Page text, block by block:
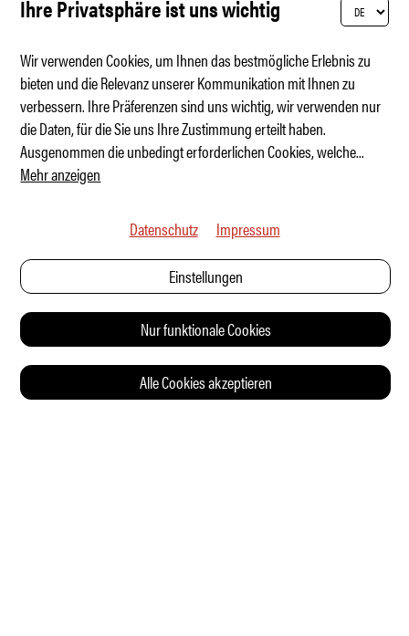
Art of Steel – Leiterrahmen Lifestyle
Ihre Privatsphäre ist uns wichtig
Wir verwenden Cookies, um Ihnen das bestmögliche Erlebnis zu
bieten und die Relevanz unserer Kommunikation mit Ihnen zu
verbessern. Ihre Präferenzen sind uns wichtig, wir verwenden nur
die Daten, für die Sie uns Ihre Zustimmung erteilt haben.
Ausgenommen die unbedingt erforderlichen Cookies, welche...
Mehr anzeigen
Datenschutz Impressum
Einstellungen
Nur funktionale Cookies
Alle Cookies akzeptieren